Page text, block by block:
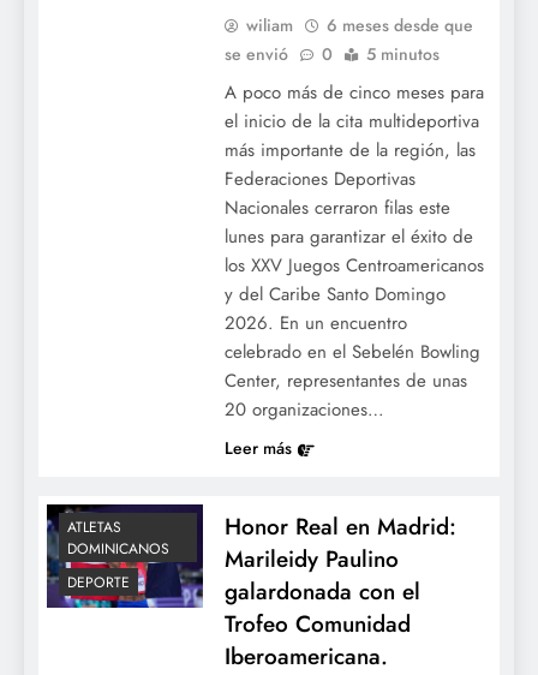
wiliam
6 meses desde que
se envió
0 5 minutos
A poco más de cinco meses para
el inicio de la cita multideportiva
más importante de la región, las
Federaciones Deportivas
Nacionales cerraron filas este
lunes para garantizar el éxito de
los XXV Juegos Centroamericanos
y del Caribe Santo Domingo
2026. En un encuentro
celebrado en el Sebelén Bowling
Center, representantes de unas
20 organizaciones…
Leer más
ATLETAS
DOMINICANOS
DEPORTE
Honor Real en Madrid:
Marileidy Paulino
galardonada con el
Trofeo Comunidad
Iberoamericana.